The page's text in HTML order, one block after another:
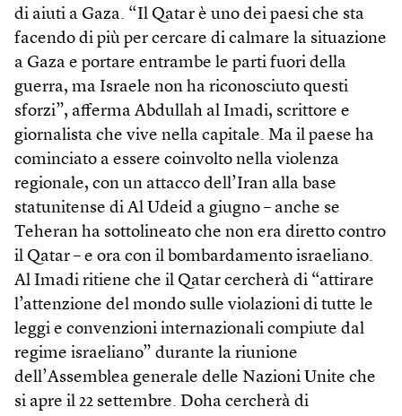
di aiuti a Gaza. “Il Qatar è uno dei paesi che sta
facendo di più per cercare di calmare la situazione
a Gaza e portare entrambe le parti fuori della
guerra, ma Israele non ha riconosciuto questi
sforzi”, afferma Abdullah al Imadi, scrittore e
giornalista che vive nella capitale. Ma il paese ha
cominciato a essere coinvolto nella violenza
regionale, con un attacco dell’Iran alla base
statunitense di Al Udeid a giugno – anche se
Teheran ha sottolineato che non era diretto contro
il Qatar – e ora con il bombardamento israeliano.
Al Imadi ritiene che il Qatar cercherà di “attirare
l’attenzione del mondo sulle violazioni di tutte le
leggi e convenzioni internazionali compiute dal
regime israeliano” durante la riunione
dell’Assemblea generale delle Nazioni Unite che
si apre il 22 settembre. Doha cercherà di